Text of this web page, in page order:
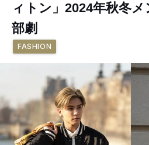
ィトン」2024年秋冬
部劇
FASHION